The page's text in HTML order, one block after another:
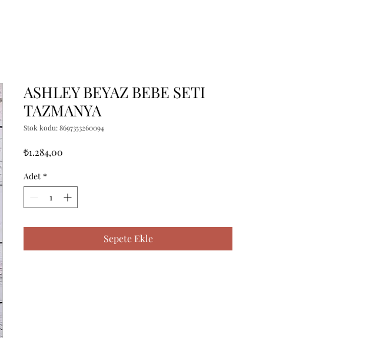
ASHLEY BEYAZ BEBE SETI
TAZMANYA
Stok kodu: 8697353260094
₺1.284,00
Adet *
Sepete Ekle